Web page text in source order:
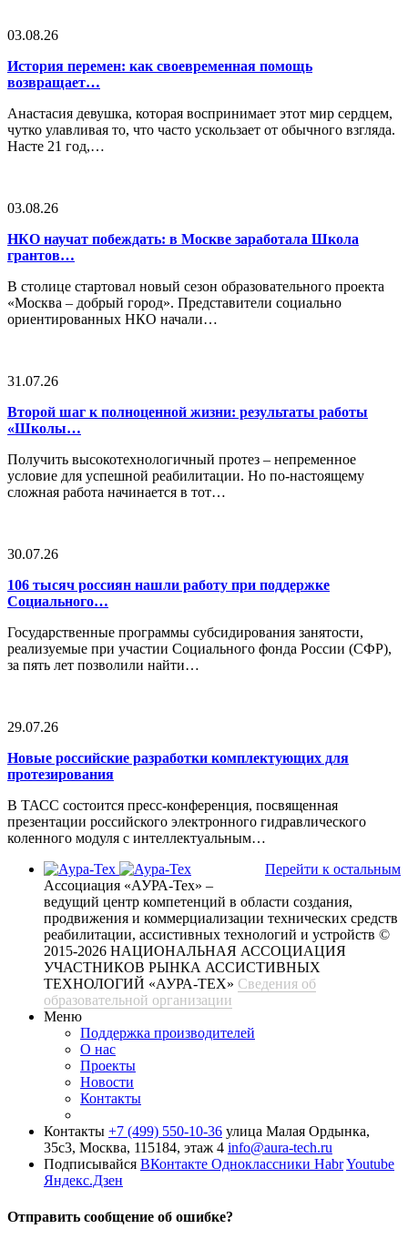
03.08.26
История перемен: как своевременная помощь
возвращает…
Анастасия девушка, которая воспринимает этот мир сердцем,
чутко улавливая то, что часто ускользает от обычного взгляда.
Насте 21 год,…
03.08.26
НКО научат побеждать: в Москве заработала Школа
грантов…
В столице стартовал новый сезон образовательного проекта
«Москва – добрый город». Представители социально
ориентированных НКО начали…
31.07.26
Второй шаг к полноценной жизни: результаты работы
«Школы…
Получить высокотехнологичный протез – непременное
условие для успешной реабилитации. Но по-настоящему
сложная работа начинается в тот…
30.07.26
106 тысяч россиян нашли работу при поддержке
Социального…
Государственные программы субсидирования занятости,
реализуемые при участии Социального фонда России (СФР),
за пять лет позволили найти…
29.07.26
Новые российские разработки комплектующих для
протезирования
В ТАСС состоится пресс-конференция, посвященная
презентации российского электронного гидравлического
коленного модуля с интеллектуальным…
Перейти к остальным
Ассоциация «АУРА-Тех» –
ведущий центр компетенций в области создания,
продвижения и коммерциализации технических средств
реабилитации, ассистивных технологий и устройств ©
2015-2026 НАЦИОНАЛЬНАЯ АССОЦИАЦИЯ
УЧАСТНИКОВ РЫНКА АССИСТИВНЫХ
ТЕХНОЛОГИЙ «АУРА-ТЕХ» Сведения об
образовательной организации
Меню
Поддержка производителей
О нас
Проекты
Новости
Контакты
Контакты +7 (499) 550-10-36 улица Малая Ордынка,
35с3, Москва, 115184, этаж 4 info@aura-tech.ru
Подписывайся ВКонтакте Одноклассники HabrYoutube
Яндекс.Дзен
Отправить сообщение об ошибке?